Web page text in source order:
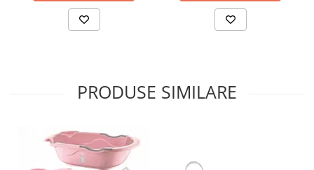
PRODUSE SIMILARE